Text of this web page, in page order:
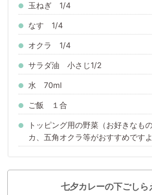
玉ねぎ 1/4
なす 1/4
オクラ 1/4
サラダ油 小さじ1/2
水 70ml
ご飯 １合
トッピング用の野菜（お好きなも
カ、五角オクラ等がおすすめですよ
七夕カレーの下ごしら